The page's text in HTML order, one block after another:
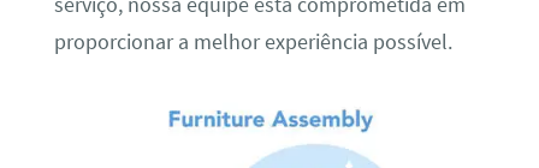
proporcionar a melhor experiência possível.